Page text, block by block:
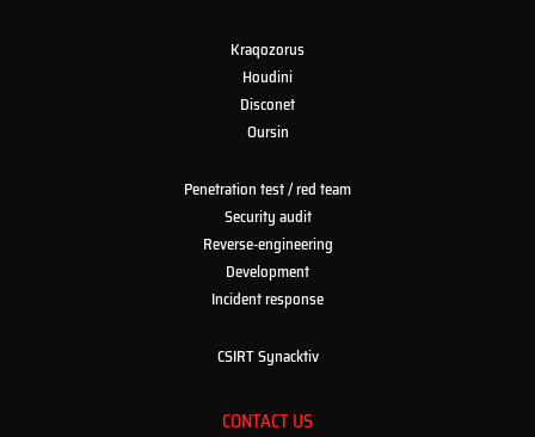
Kraqozorus
Houdini
Disconet
Oursin
Penetration test / red team
Security audit
Reverse-engineering
Development
Incident response
CSIRT Synacktiv
CONTACT US